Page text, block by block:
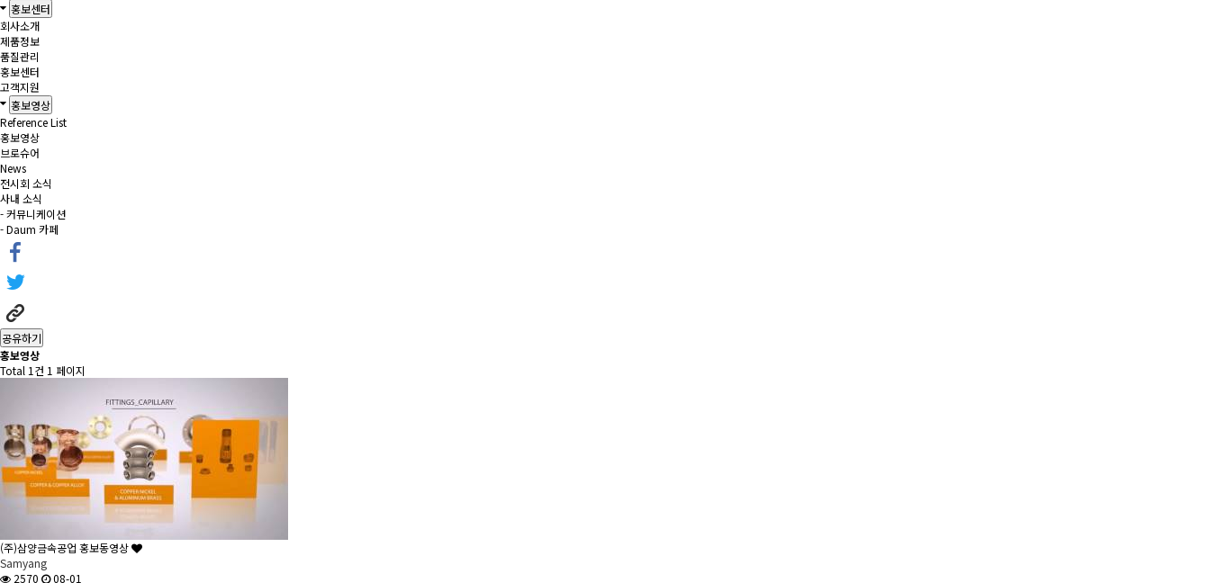
홍보센터
회사소개
제품정보
품질관리
홍보센터
고객지원
홍보영상
Reference List
홍보영상
브로슈어
News
전시회 소식
사내 소식
- 커뮤니케이션
- Daum 카페
공유하기
홍보영상
Total 1건 1 페이지
(주)삼양금속공업 홍보동영상
Samyang
2570
08-01